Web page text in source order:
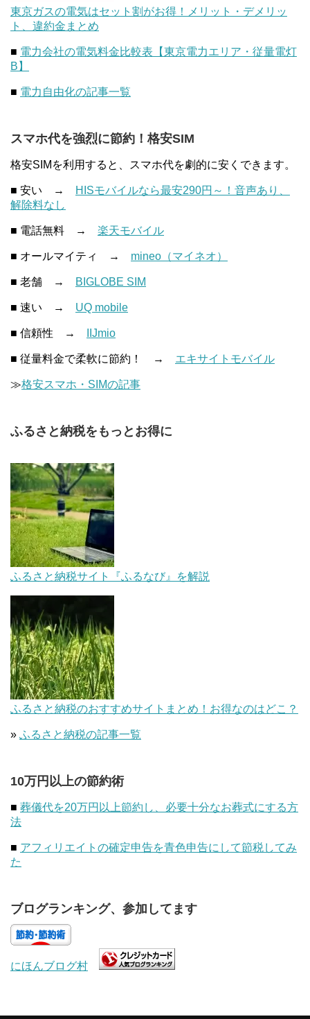
東京ガスの電気はセット割がお得！メリット・デメリッ
ト、違約金まとめ
■ 電力会社の電気料金比較表【東京電力エリア・従量電灯
B】
■ 電力自由化の記事一覧
スマホ代を強烈に節約！格安SIM
格安SIMを利用すると、スマホ代を劇的に安くできます。
■ 安い →
HISモバイルなら最安290円～！音声あり、
解除料なし
■ 電話無料 → 楽天モバイル
■ オールマイティ → mineo（マイネオ）
■ 老舗 → BIGLOBE SIM
■ 速い → UQ mobile
■ 信頼性 → IIJmio
■ 従量料金で柔軟に節約！ → エキサイトモバイル
≫格安スマホ・SIMの記事
ふるさと納税をもっとお得に
ふるさと納税サイト『ふるなび』を解説
ふるさと納税のおすすめサイトまとめ！お得なのはどこ？
» ふるさと納税の記事一覧
10万円以上の節約術
■ 葬儀代を20万円以上節約し、必要十分なお葬式にする方
法
■ アフィリエイトの確定申告を青色申告にして節税してみ
た
ブログランキング、参加してます
にほんブログ村